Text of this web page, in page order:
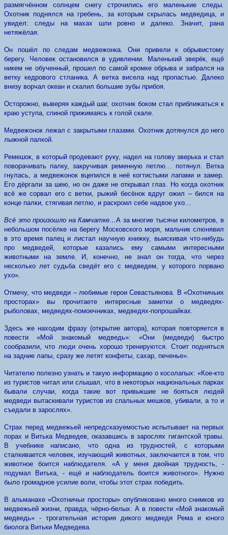
размягчённом солнцем снегу строчились его маленькие следы.
Охотник поднялся на гребень, за которым скрылась медведица, и
увидел: следы на махах шли ровно и далеко. Значит, рана
нетяжёлая.
Он пошёл по следам медвежонка. Они привели к обрывистому
берегу. Человек остановился в удивлении. Маленький зверёк, ещё
никем не обученный, прошел по самой кромке обрыва и забрался на
ветку кедрового стланика. А ветка висела над пропастью. Далеко
внизу ворчал океан и скалил большие зубы прибоя.
Осторожно, выверяя каждый шаг, охотник боком стал приближаться к
краю уступа, спиной прижимаясь к голой скале.
Медвежонок лежал с закрытыми глазами. Охотник дотянулся до него
лыжной палкой.
Ремешок, в который продевают руку, надел на голову зверька и стал
поворачивать палку, закручивая ременную петлю… потянул. Ветка
гнулась, а медвежонок вцепился в неё когтистыми лапами и замер.
Его дёргали за шею, но он даже не открывал глаз. Но когда охотник
всё же сорвал его с ветки, рыжий бесёнок вдруг ожил – бился на
конце палки, стягивая петлю, и раскроил себе надвое ухо…
Всё это произошло на Камчатке…А за многие тысячи километров, в
небольшом посёлке на берегу Московского моря, мальчик слюнявил
в это время палец и листал научную книжку, выискивая что-нибудь
про медведей, которые казались ему самыми интересными
животными на земле. И, конечно, не знал он тогда, что через
несколько лет судьба сведёт его с медведем, у которого порвано
ухо».
Отмечу, что медведи – любимые герои Севастьянова. В «Охотничьих
просторах» вы прочитаете интересные заметки о медведях-
рыболовах, медведях-помоечниках, медведях-попрошайках.
Здесь же находим фразу (открытие автора), которая повторяется в
повести «Мой знакомый медведь»: «Они (медведи) быстро
сообразили, что люди очень хорошо тренируются. Стоит подняться
на задние лапы, сразу же летят конфеты, сахар, печенье».
Читателю полезно узнать и такую информацию о косолапых: «Кое-кто
из туристов читал или слышал, что в некоторых национальных парках
бывали случаи, когда такие вот привыкшие не бояться людей
медведи вытаскивали туристов из спальных мешков, убивали, а то и
съедали в зарослях».
Страх перед медвежьей непредсказуемостью испытывает на первых
порах и Витька Медведев, оказавшись в зарослях гигантской травы.
В учебнике написано, что одна из трудностей, с которыми
сталкивается человек, изучающий животных, заключается в том, что
животное боится наблюдателя. «А у меня двойная трудность, -
подумал Витька, - ещё и наблюдатель боится животного». Нужно
было громадное усилие воли, чтобы этот страх победить.
В альманахе «Охотничьи просторы» опубликовано много снимков из
медвежьей жизни, правда, чёрно-белых. А в повести «Мой знакомый
медведь» - трогательная история дикого медведя Рема и юного
биолога Витьки Медведева.